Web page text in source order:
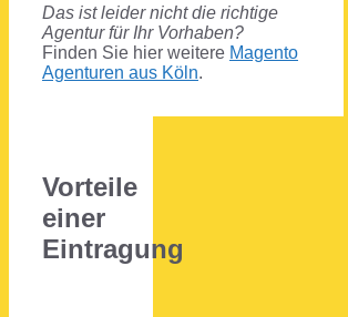
Das ist leider nicht die richtige
Agentur für Ihr Vorhaben?
Finden Sie hier weitere Magento
Agenturen aus Köln.
Vorteile
einer
Eintragung